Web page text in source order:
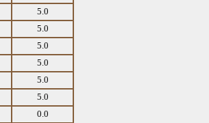
5.0
5.0
5.0
5.0
5.0
5.0
0.0